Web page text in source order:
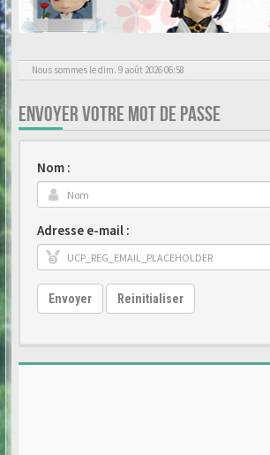
Nous sommes le dim. 9 août 2026 06:58
ENVOYER VOTRE MOT DE PASSE
Nom :
Adresse e-mail :
Envoyer Reinitialiser